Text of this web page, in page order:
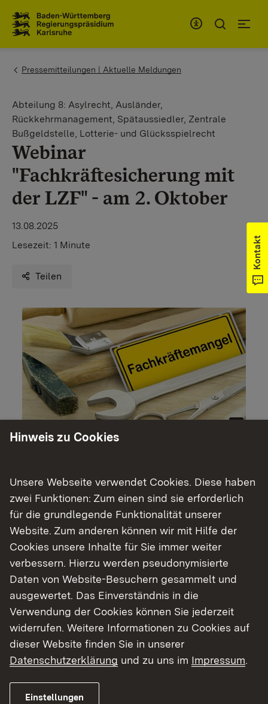
You are here:
Pressemitteilungen | Aktuelle Meldungen
Abteilung 8: Asylrecht, Ausländer,
Rückkehrmanagement, Spätaussiedler, Zentrale
Bußgeldstelle, Lotterie- und Glücksspielrecht
Webinar
"Fachkräftesicherung mit
der LZF" - am 2. Oktober
13.08.2025
Lesezeit: 1 Minute
Teilen
der Landesagentur für die Zuwanderung von
Fachkräften (LZF) die Durchführung des
beschleunigten Fachkräfteverfahrens beantragen.
Damit bietet Baden-Württemberg eine zentrale
und spezialisierte Anlaufstelle für Unternehmen,
die Fachkräfte aus dem Ausland beschäftigen
möchten. Im Webinar stellt die LZF ihre Aufgaben
vor und informiert konkret zum beschleunigten
Fachkräfteverfahren. Das kostenfreie Webinar ist
ein Kooperations-Angebot der IHK Heilbronn-
Franken und der LZF. Die Veranstaltung richtet
sich an Unternehmerinnen und Unternehmer,
Ausbildungsbeauftragte.
Kontakt
Hinweis zu Cookies
Unsere Webseite verwendet Cookies. Diese haben
zwei Funktionen: Zum einen sind sie erforderlich
für die grundlegende Funktionalität unserer
Website. Zum anderen können wir mit Hilfe der
Cookies unsere Inhalte für Sie immer weiter
verbessern. Hierzu werden pseudonymisierte
Daten von Website-Besuchern gesammelt und
ausgewertet. Das Einverständnis in die
Verwendung der Cookies können Sie jederzeit
widerrufen. Weitere Informationen zu Cookies auf
dieser Website finden Sie in unserer
Datenschutzerklärung und zu uns im Impressum.
Einstellungen